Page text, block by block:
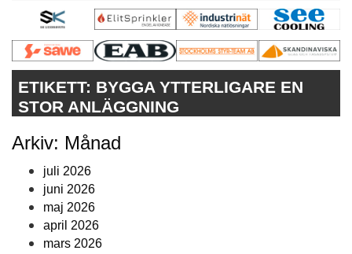
PRENUMERERA
VÅRA ANDRA MAGASIN
ANNONSERA
KONTAKT
ETIKETT: BYGGA YTTERLIGARE EN
STOR ANLÄGGNING
Arkiv: Månad
juli 2026
juni 2026
maj 2026
april 2026
mars 2026